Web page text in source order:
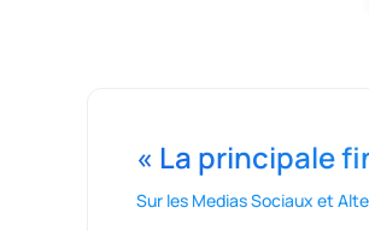
« La principale
Sur les Medias Sociaux et